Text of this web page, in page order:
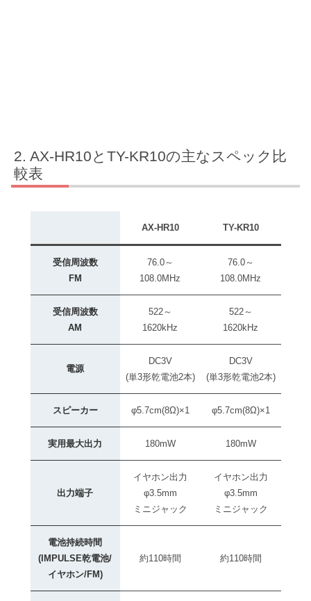
AX-HR10とTY-KR10の主なスペック比
較表
AX-HR10 TY-KR10
受信周波数
FM
76.0～
108.0MHz
76.0～
108.0MHz
受信周波数
AM
522～
1620kHz
522～
1620kHz
電源
DC3V
(単3形乾電池2本)
DC3V
(単3形乾電池2本)
スピーカー φ5.7cm(8Ω)×1 φ5.7cm(8Ω)×1
実用最大出力 180mW 180mW
出力端子
イヤホン出力
φ3.5mm
ミニジャック
イヤホン出力
φ3.5mm
ミニジャック
電池持続時間
(IMPULSE乾電池/
イヤホン/FM)
約110時間 約110時間